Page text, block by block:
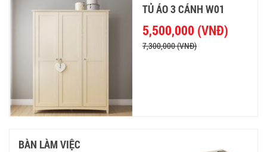
TỦ ÁO 3 CÁNH W01
5,500,000 (VNĐ)
7,300,000 (VNĐ)
BÀN LÀM VIỆC